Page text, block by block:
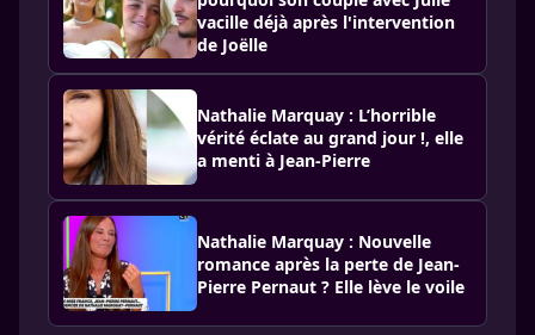
vacille déjà après l'intervention
de Joëlle
Nathalie Marquay : L’horrible
vérité éclate au grand jour !, elle
a menti à Jean-Pierre
Nathalie Marquay : Nouvelle
romance après la perte de Jean-
Pierre Pernaut ? Elle lève le voile